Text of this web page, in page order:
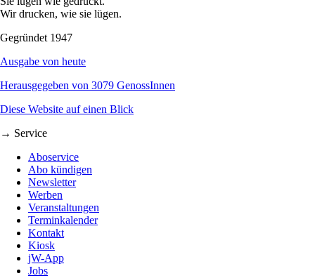
Wir drucken, wie sie lügen.
Gegründet 1947
Ausgabe von heute
Herausgegeben von 3079 GenossInnen
Diese Website auf einen Blick
→ Service
Aboservice
Abo kündigen
Newsletter
Werben
Veranstaltungen
Terminkalender
Kontakt
Kiosk
jW-App
Jobs